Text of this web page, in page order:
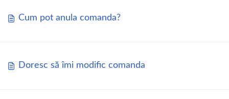
Cum pot anula comanda?
Doresc să îmi modific comanda